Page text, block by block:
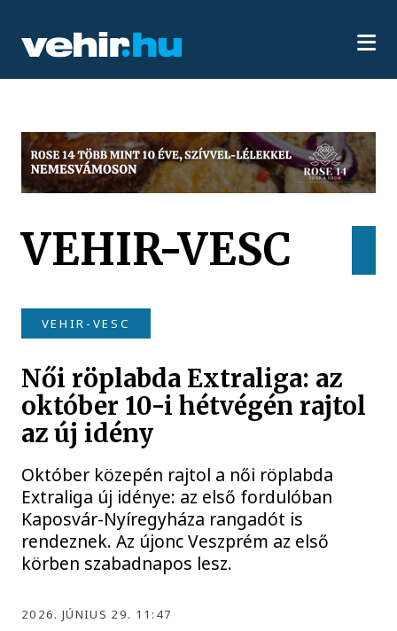
VEHIR-VESC
VEHIR-VESC
Női röplabda Extraliga: az
október 10-i hétvégén rajtol
az új idény
Október közepén rajtol a női röplabda
Extraliga új idénye: az első fordulóban
Kaposvár-Nyíregyháza rangadót is
rendeznek. Az újonc Veszprém az első
körben szabadnapos lesz.
2026. JÚNIUS 29. 11:47